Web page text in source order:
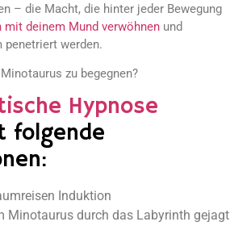
– die Macht, die hinter jeder Bewegung
mit deinem Mund verwöhnen und
werden.
zu begegnen?
Hypnose
folgende
Induktion
Minotaurus durch das Labyrinth gejagt